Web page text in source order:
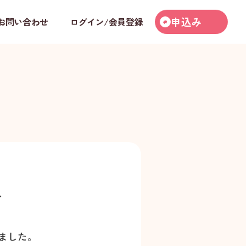
問い合わせ ログイン/会員登録 申込み
た。